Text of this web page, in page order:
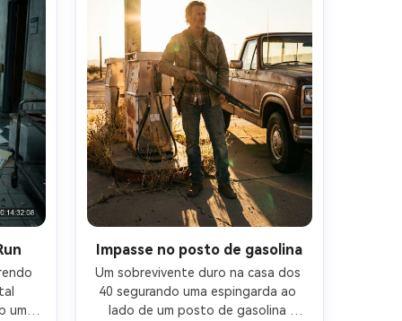
uma
Impasse no posto de gasolina
Um sobrevivente duro na casa dos
40 segurando uma espingarda ao
lado de um posto de gasolina